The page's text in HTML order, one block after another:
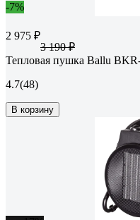
-7%
2 975 ₽
3 190 ₽
Тепловая пушка Ballu
4.7(48)
В корзину